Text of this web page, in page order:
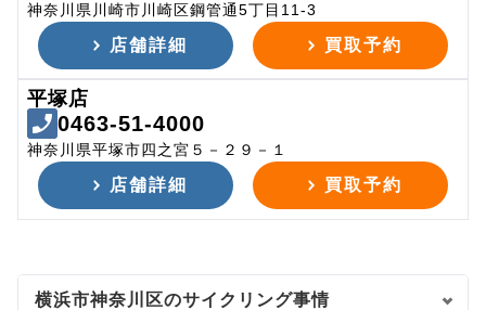
神奈川県川崎市川崎区鋼管通5丁目11-3
店舗詳細 買取予約
平塚店
0463-51-4000
神奈川県平塚市四之宮５－２９－１
店舗詳細 買取予約
横浜市神奈川区のサイクリング事情